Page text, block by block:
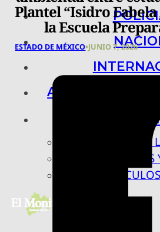
ARTE, CIENCIA
BAJO
RASTROS
Plantel “Isidro
la Escuela
ESTADO DE MÉXICO•JUNIO 7, 2026